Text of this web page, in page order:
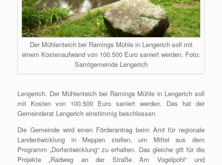
Der Mühlenteich bei Ramings Mühle in Lengerich soll mit
einem Kostenaufwand von 100.500 Euro saniert werden. Foto:
Samtgemeinde Lengerich
Lengerich. Der Mühlenteich bei Ramings Mühle in Lengerich soll
mit Kosten von 100.500 Euro saniert werden. Das hat der
Gemeinderat Lengerich einstimmig beschlossen.
Die Gemeinde wird einen Förderantrag beim Amt für regionale
Landentwicklung in Meppen stellen, um Mittel aus dem
Programm „Dorfentwicklung“ zu erhalten. Das gleiche gilt für die
Projekte „Radweg an der Straße Am Vogelpohl“ und